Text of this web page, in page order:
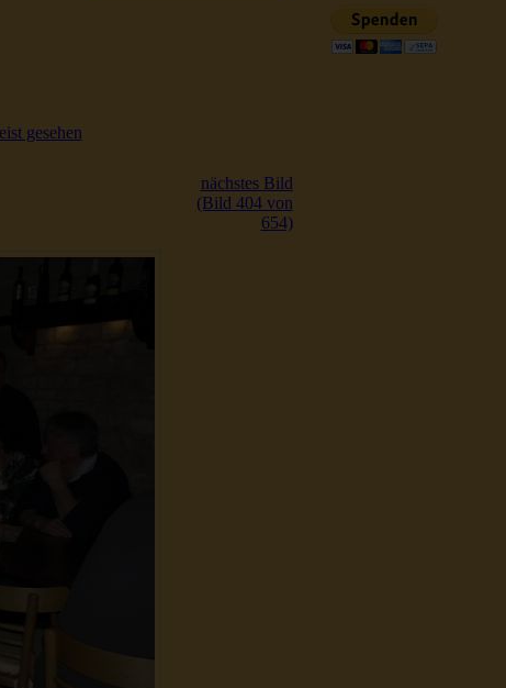
gesehen
nächstes Bild
(Bild 404 von
654)